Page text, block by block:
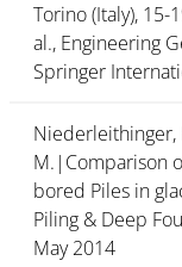
Torino (Italy),
al., Engineering
Springer
Niederleithinger,
M.|Comparison
bored Piles in
Piling & Deep
May 2014